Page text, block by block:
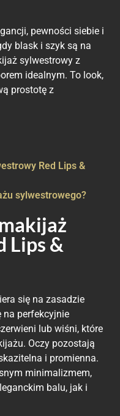
pewności siebie i
blask i szyk są na
sylwestrowy z
idealnym. To look,
prostotę z
Red Lips &
sylwestrowego?
Lips &
się na zasadzie
na perfekcyjnie
lub wiśni, które
Oczy pozostają
i promienna.
minimalizmem,
balu, jak i